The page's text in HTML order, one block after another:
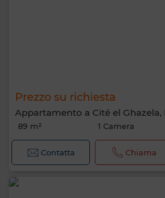
Prezzo su richiesta
Appartamento a Cité el Ghazela,
89 m² 1 Camera
Contatta Chiama